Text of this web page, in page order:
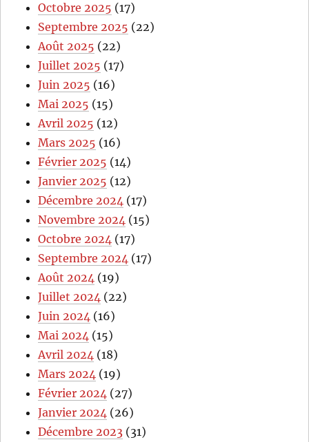
Octobre 2025 (17)
Septembre 2025 (22)
Août 2025 (22)
Juillet 2025 (17)
Juin 2025 (16)
Mai 2025 (15)
Avril 2025 (12)
Mars 2025 (16)
Février 2025 (14)
Janvier 2025 (12)
Décembre 2024 (17)
Novembre 2024 (15)
Octobre 2024 (17)
Septembre 2024 (17)
Août 2024 (19)
Juillet 2024 (22)
Juin 2024 (16)
Mai 2024 (15)
Avril 2024 (18)
Mars 2024 (19)
Février 2024 (27)
Janvier 2024 (26)
Décembre 2023 (31)